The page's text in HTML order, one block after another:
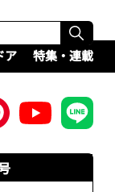
ア 特集・連載